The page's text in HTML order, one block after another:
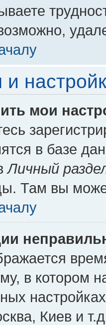
мои
в базе
Личный
Там вы
в котором
Киев и